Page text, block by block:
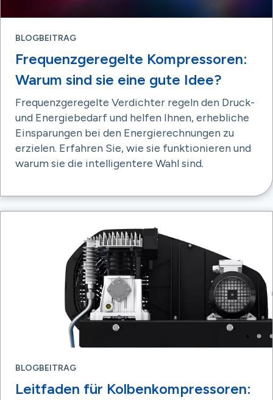
BLOGBEITRAG
Frequenzgeregelte Kompressoren:
Warum sind sie eine gute Idee?
Frequenzgeregelte Verdichter regeln den Druck-
und Energiebedarf und helfen Ihnen, erhebliche
Einsparungen bei den Energierechnungen zu
erzielen. Erfahren Sie, wie sie funktionieren und
warum sie die intelligentere Wahl sind.
BLOGBEITRAG
Leitfaden für Kolbenkompressoren: